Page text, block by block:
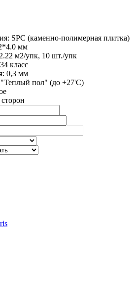
SPC (каменно-полимерная плитка)
мм
м2/упк, 10 шт./упк
класс
0,3 мм
пол" (до +27'С)